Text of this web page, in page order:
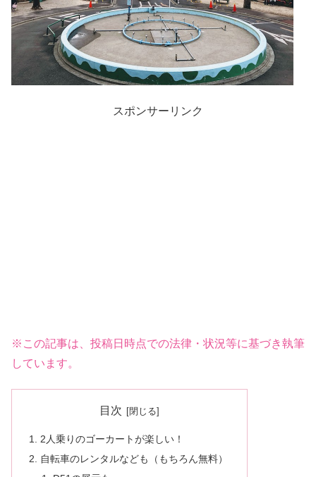
スポンサーリンク
※この記事は、投稿日時点での法律・状況等に基づき執筆
しています。
目次
2人乗りのゴーカートが楽しい！
自転車のレンタルなども（もちろん無料）